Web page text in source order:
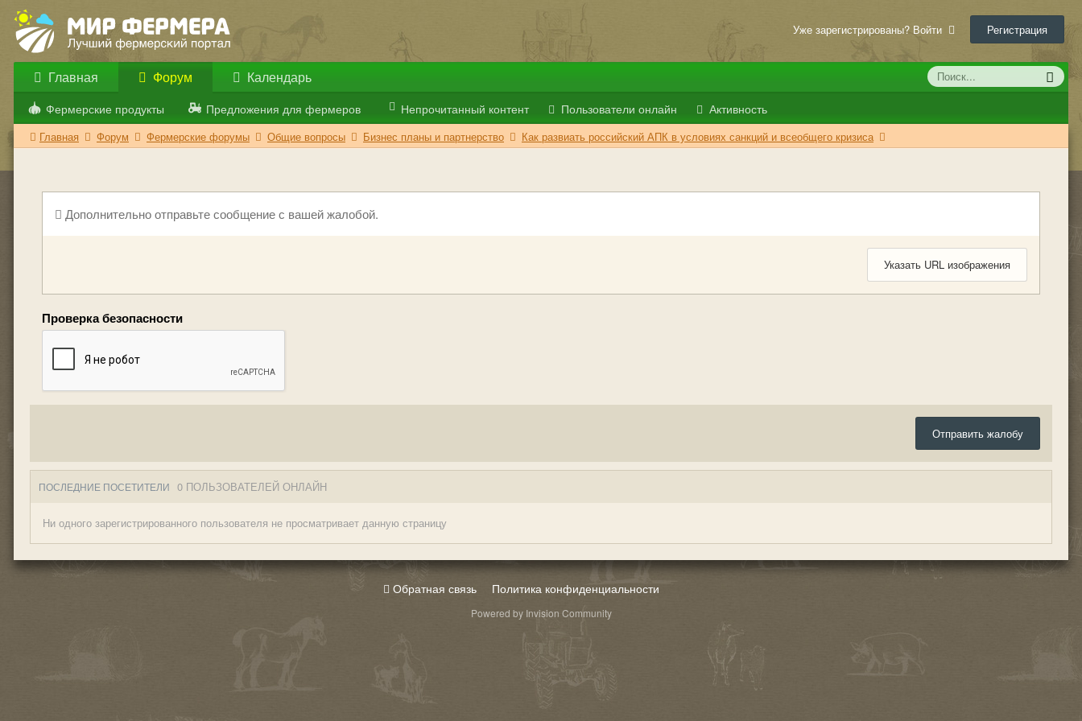
Уже зарегистрированы? Войти Регистрация
Главная Форум
Фермерские продукты Предложения для фермеров Непрочитанный контент Пользователи онлайн Активность
Календарь
Главная Форум Фермерские форумы Общие вопросы Бизнес планы и партнерство Как развиать российский АПК в условиях санкций и всеобщего кризиса
Дополнительно отправьте сообщение с вашей жалобой.
Указать URL изображения
Проверка безопасности
Отправить жалобу
ПОСЛЕДНИЕ ПОСЕТИТЕЛИ 0 ПОЛЬЗОВАТЕЛЕЙ ОНЛАЙН
Ни одного зарегистрированного пользователя не просматривает данную страницу
Обратная связь Политика конфиденциальности
Powered by Invision Community